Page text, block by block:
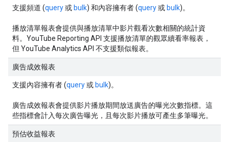
支援頻道 (query或 bulk) 和內容擁有者 (query或 bulk)。
播放清單報表會提供與播放清單中影片觀看次數相關的統計資
料。YouTube Reporting API 支援播放清單的觀眾續看率報表，
但 YouTube Analytics API 不支援類似報表。
廣告成效報表
支援內容擁有者 (query或 bulk)。
廣告成效報表會提供影片播放期間放送廣告的曝光次數指標。這
些指標會計入每次廣告曝光，且每次影片播放可產生多筆曝光。
預估收益報表